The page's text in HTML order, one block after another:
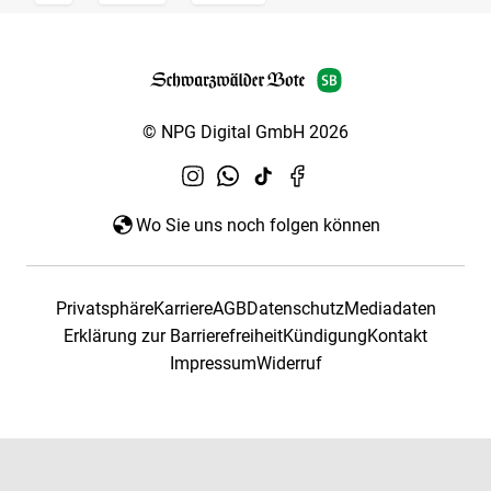
© NPG Digital GmbH 2026
Wo Sie uns noch folgen können
PrivatsphäreKarriereAGBDatenschutzMediadaten
Erklärung zur BarrierefreiheitKündigungKontakt
ImpressumWiderruf